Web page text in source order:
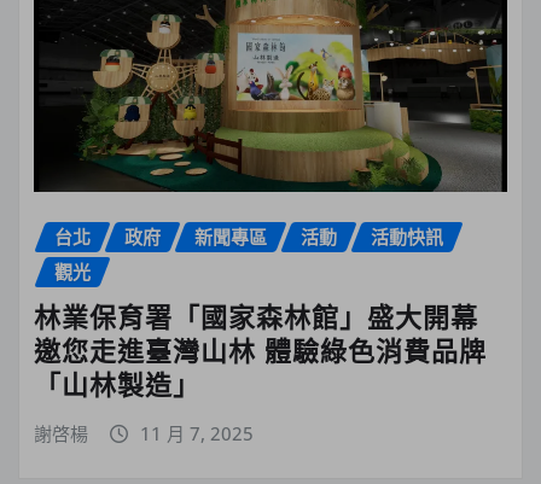
台北 政府 新聞專區 活動
活動快訊
觀光
林業保育署「國家森林館」盛大開幕
邀您走進臺灣山林 體驗綠色消費品牌
「山林製造」
謝啓楊 11 月 7, 2025